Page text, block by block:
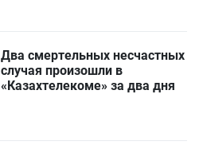
Два смертельных несчастных
случая произошли в
«Казахтелекоме» за два дня